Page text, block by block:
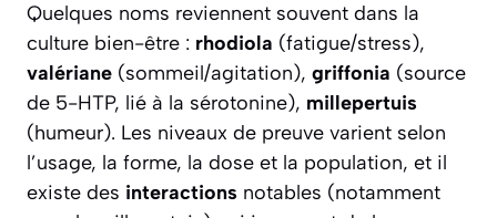
Quelques noms reviennent souvent dans la
culture bien-être : rhodiola (fatigue/stress),
valériane (sommeil/agitation), griffonia (source
de 5-HTP, lié à la sérotonine), millepertuis
(humeur). Les niveaux de preuve varient selon
l’usage, la forme, la dose et la population, et il
existe des interactions notables (notamment